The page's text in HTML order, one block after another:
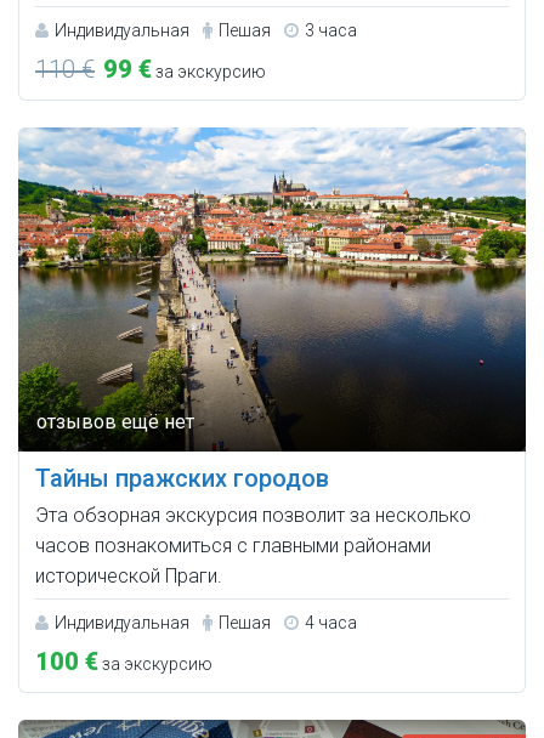
Индивидуальная Пешая 3 часа
110 € 99 €за экскурсию
Тайны пражских городов
Эта обзорная экскурсия позволит за несколько
часов познакомиться с главными районами
исторической Праги.
Индивидуальная Пешая 4 часа
100 €за экскурсию